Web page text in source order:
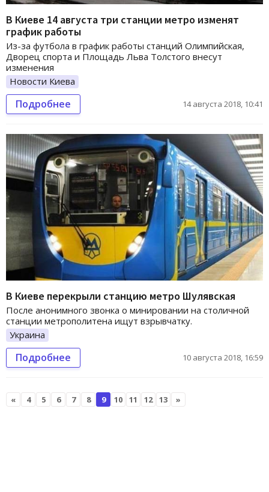
В Киеве 14 августа три станции метро изменят
график работы
Из-за футбола в график работы станций Олимпийская,
Дворец спорта и Площадь Льва Толстого внесут
изменения
Новости Киева
Подробнее 14 августа 2018, 10:41
В Киеве перекрыли станцию метро Шулявская
После анонимного звонка о минировании на столичной
станции метрополитена ищут взрывчатку.
Украина
Подробнее 10 августа 2018, 16:59
« 4 5 6 7 8 9 10 11 12 13 »